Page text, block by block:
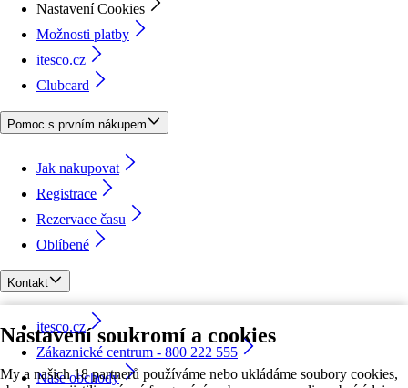
Nastavení soukromí a cookies
My a našich 18 partnerů používáme nebo ukládáme soubory cookies,
Nastavení Cookies
Možnosti platby
itesco.cz
Clubcard
Pomoc s prvním nákupem
Jak nakupovat
Registrace
Rezervace času
Oblíbené
Kontakt
itesco.cz
Zákaznické centrum - 800 222 555
Naše obchody